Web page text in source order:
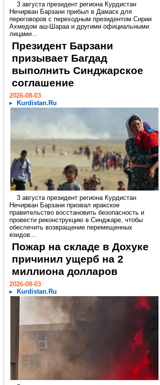
3 августа президент региона Курдистан
Нечирван Барзани прибыл в Дамаск для
переговоров с переходным президентом Сирии
Ахмедом аш-Шараа и другими официальными
лицами...
Президент Барзани
призывает Багдад
выполнить Синджарское
соглашение
2026-08-03
Kurdistan.Ru
3 августа президент региона Курдистан
Нечирван Барзани призвал иракское
правительство восстановить безопасность и
провести реконструкцию в Синджаре, чтобы
обеспечить возвращение перемещенных
езидов...
Пожар на складе в Дохуке
причинил ущерб на 2
миллиона долларов
2026-08-03
Kurdistan.Ru